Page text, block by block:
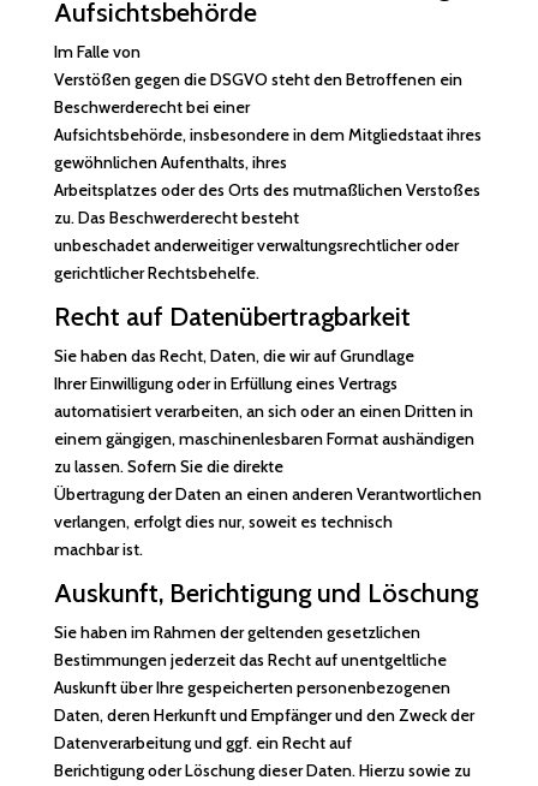
Aufsichts­behörde
Im Falle von
Verstößen gegen die DSGVO steht den Betroffenen ein
Beschwerderecht bei einer
Aufsichtsbehörde, insbesondere in dem Mitgliedstaat ihres
gewöhnlichen Aufenthalts, ihres
Arbeitsplatzes oder des Orts des mutmaßlichen Verstoßes
zu. Das Beschwerderecht besteht
unbeschadet anderweitiger verwaltungsrechtlicher oder
gerichtlicher Rechtsbehelfe.
Recht auf Daten­übertrag­barkeit
Sie haben das Recht, Daten, die wir auf Grundlage
Ihrer Einwilligung oder in Erfüllung eines Vertrags
automatisiert verarbeiten, an sich oder an einen Dritten in
einem gängigen, maschinenlesbaren Format aushändigen
zu lassen. Sofern Sie die direkte
Übertragung der Daten an einen anderen Verantwortlichen
verlangen, erfolgt dies nur, soweit es technisch
machbar ist.
Auskunft, Berichtigung und Löschung
Sie haben im Rahmen der geltenden gesetzlichen
Bestimmungen jederzeit das Recht auf unentgeltliche
Auskunft über Ihre gespeicherten personenbezogenen
Daten, deren Herkunft und Empfänger und den Zweck der
Datenverarbeitung und ggf. ein Recht auf
Berichtigung oder Löschung dieser Daten. Hierzu sowie zu